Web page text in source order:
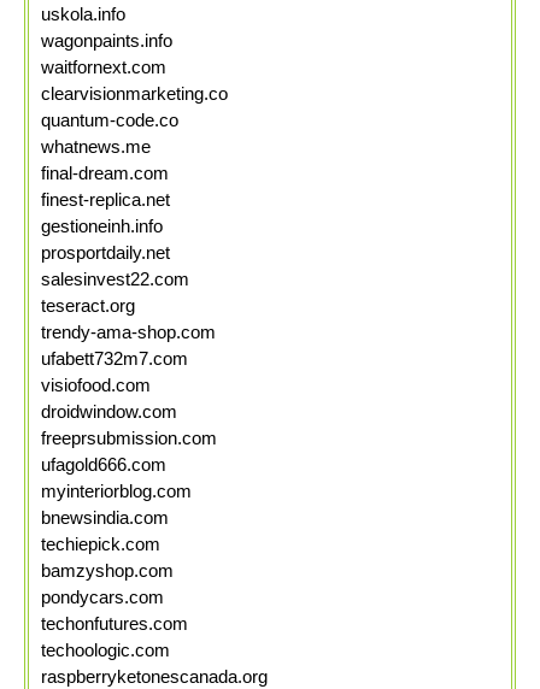
uskola.info
wagonpaints.info
waitfornext.com
clearvisionmarketing.co
quantum-code.co
whatnews.me
final-dream.com
finest-replica.net
gestioneinh.info
prosportdaily.net
salesinvest22.com
teseract.org
trendy-ama-shop.com
ufabett732m7.com
visiofood.com
droidwindow.com
freeprsubmission.com
ufagold666.com
myinteriorblog.com
bnewsindia.com
techiepick.com
bamzyshop.com
pondycars.com
techonfutures.com
techoologic.com
raspberryketonescanada.org